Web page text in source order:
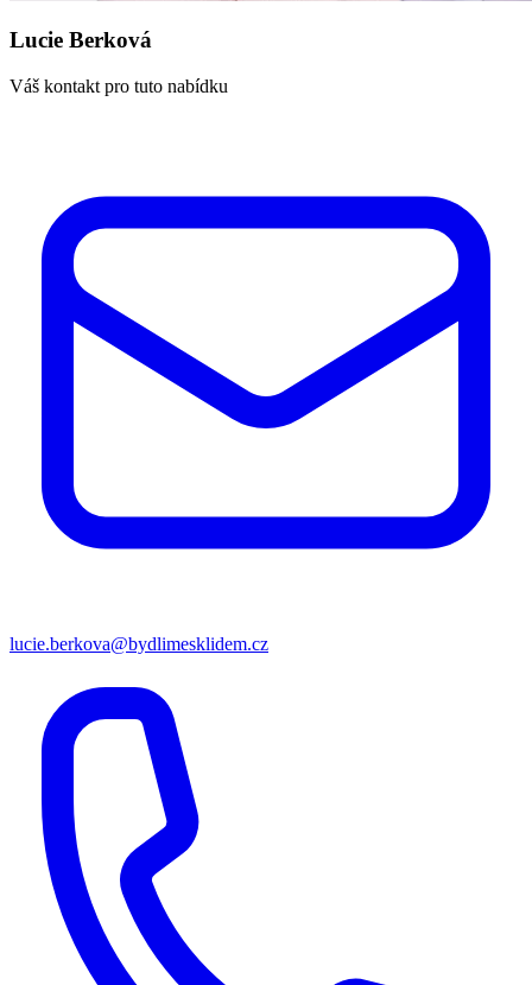
Lucie Berková
Váš kontakt pro tuto nabídku
lucie.berkova@bydlimesklidem.cz